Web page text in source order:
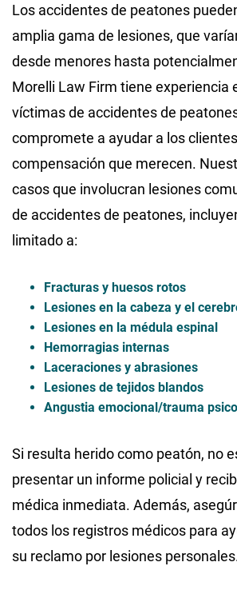
Los accidentes de peatones
amplia gama de lesiones, que
desde menores hasta
Morelli Law Firm tiene experiencia
víctimas de accidentes de
compromete a ayudar a los
compensación que merecen.
casos que involucran lesiones
de accidentes de peatones,
limitado a:
Fracturas y huesos rotos
Lesiones en la cabeza y el
Lesiones en la médula espinal
Hemorragias internas
Laceraciones y abrasiones
Lesiones de tejidos blandos
Angustia emocional/trauma
Si resulta herido como peatón, no
presentar un informe policial y
médica inmediata. Además,
todos los registros médicos para
su reclamo por lesiones